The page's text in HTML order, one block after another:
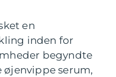
en
inden for
begyndte
serum,